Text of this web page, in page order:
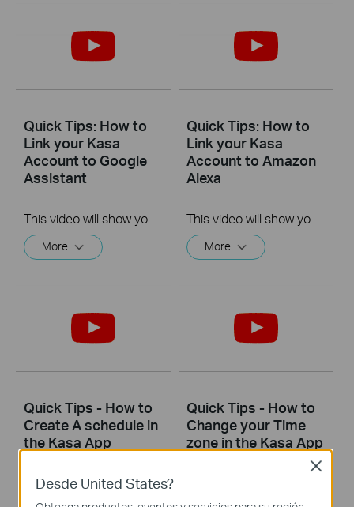
Quick Tips: How to
Link your Kasa
Account to Google
Assistant
More
Quick Tips: How to
Link your Kasa
Account to Amazon
Alexa
This video will show you how to how to link your Kasa Account to Google Assistant for voice control.
More
Quick Tips - How to
Create A schedule in
the Kasa App
This video will show you how to create a schedule for the device in the Kasa App.
Quick Tips - How to
Change your Time
zone in the Kasa App
Desde United States?
Close